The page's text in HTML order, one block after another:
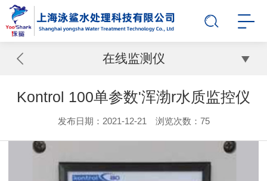
在线监测仪
Kontrol 100单参数'浑渤r水质监控仪
发布日期：2021-12-21 浏览次数： 75